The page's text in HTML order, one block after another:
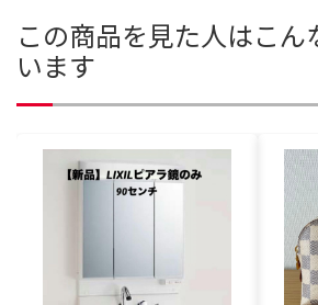
この商品を見た人はこん
います